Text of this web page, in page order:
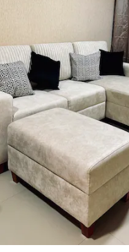
Bewertung: 4,83 von